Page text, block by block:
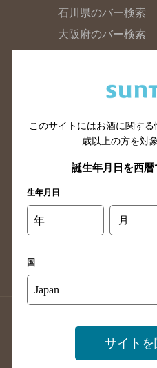
石川県のバー検索
大阪府のバー検索
広島県のバー検索
山口県のバー検索
島根県のバー検索
香川県のバー検索
長崎県のバー検索
大分県のバー検索
掲載店舗
このサイトにはお酒に関する
歳以上の方を対
誕生年月日を西暦
生年月日
年 月
国
サイトを